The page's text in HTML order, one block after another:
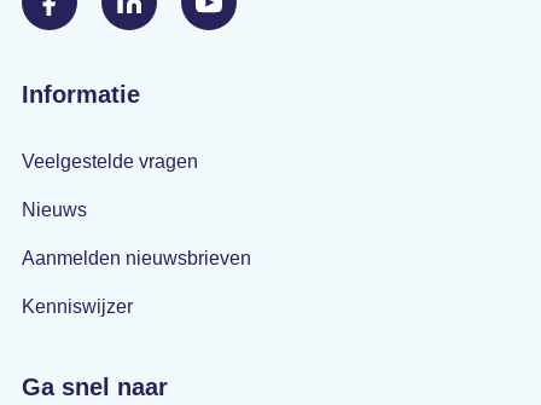
Informatie
Veelgestelde vragen
Nieuws
Aanmelden nieuwsbrieven
Kenniswijzer
Ga snel naar